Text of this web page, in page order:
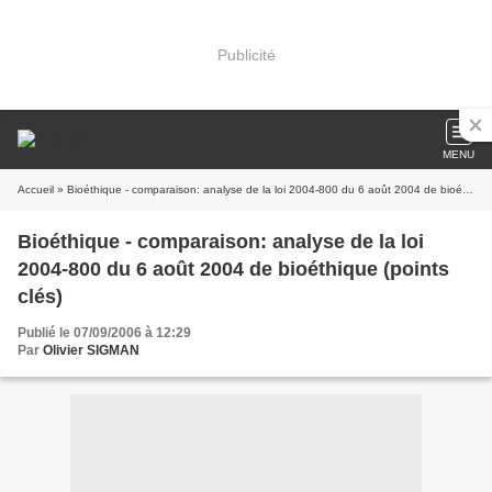
Publicité
MENU
Accueil » Bioéthique - comparaison: analyse de la loi 2004-800 du 6 août 2004 de bioéthique (points clés)
Bioéthique - comparaison: analyse de la loi
2004-800 du 6 août 2004 de bioéthique (points
clés)
Publié le 07/09/2006 à 12:29
Par Olivier SIGMAN